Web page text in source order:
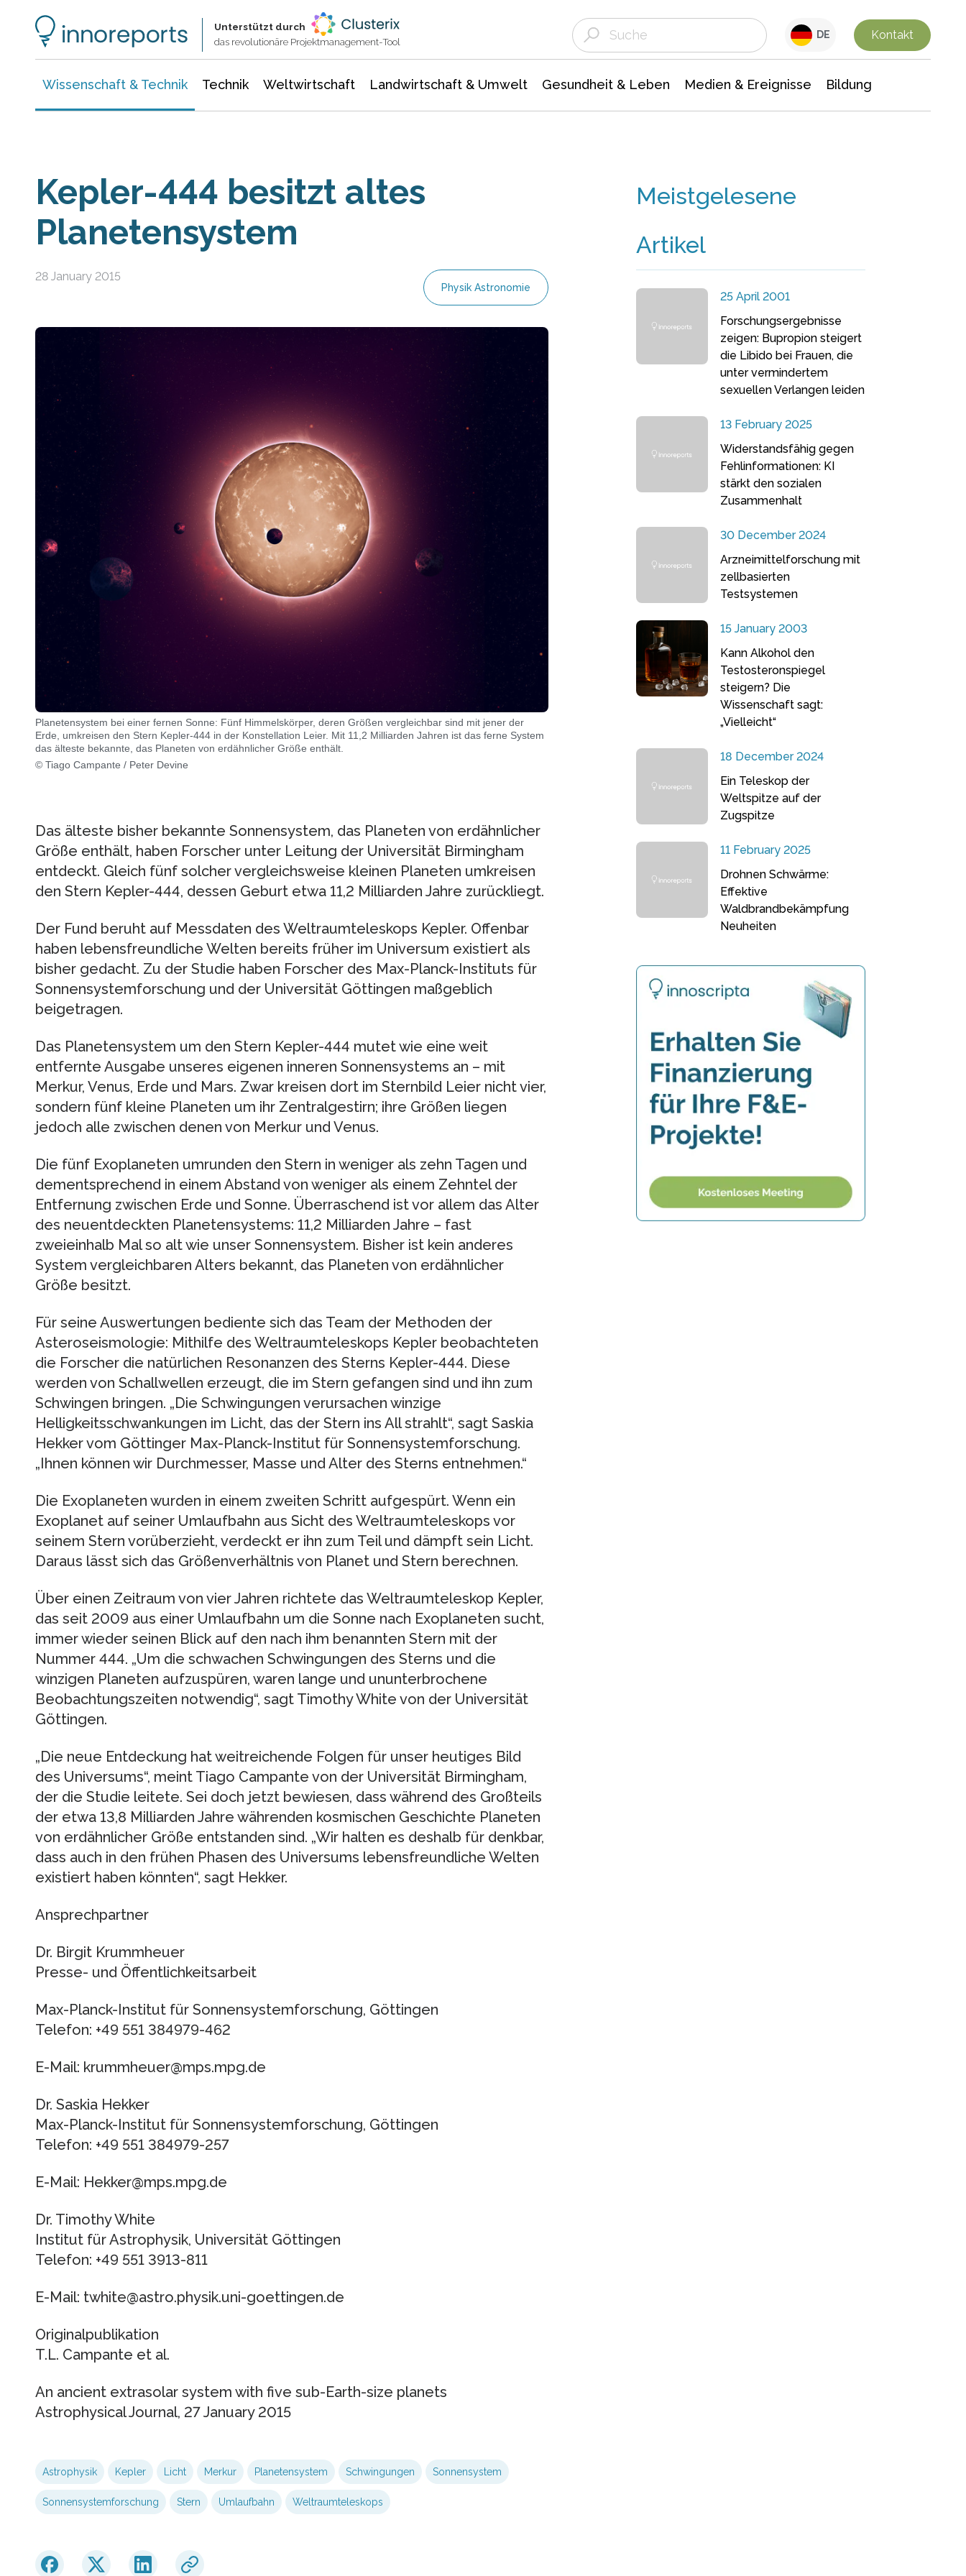
Unterstützt durch
das revolutionäre Projektmanagement-Tool
DE Kontakt
Wissenschaft & Technik Technik Weltwirtschaft Landwirtschaft & Umwelt Gesundheit & Leben Medien & Ereignisse Bildung
Kepler-444 besitzt altes
Planetensystem
28 January 2015
Physik Astronomie
Planetensystem bei einer fernen Sonne: Fünf Himmelskörper, deren Größen vergleichbar sind mit jener der
Erde, umkreisen den Stern Kepler-444 in der Konstellation Leier. Mit 11,2 Milliarden Jahren ist das ferne System
das älteste bekannte, das Planeten von erdähnlicher Größe enthält.
© Tiago Campante / Peter Devine
Das älteste bisher bekannte Sonnensystem, das Planeten von erdähnlicher
Größe enthält, haben Forscher unter Leitung der Universität Birmingham
entdeckt. Gleich fünf solcher vergleichsweise kleinen Planeten umkreisen
den Stern Kepler-444, dessen Geburt etwa 11,2 Milliarden Jahre zurückliegt.
Der Fund beruht auf Messdaten des Weltraumteleskops Kepler. Offenbar
haben lebensfreundliche Welten bereits früher im Universum existiert als
bisher gedacht. Zu der Studie haben Forscher des Max-Planck-Instituts für
Sonnensystemforschung und der Universität Göttingen maßgeblich
beigetragen.
Das Planetensystem um den Stern Kepler-444 mutet wie eine weit
entfernte Ausgabe unseres eigenen inneren Sonnensystems an – mit
Merkur, Venus, Erde und Mars. Zwar kreisen dort im Sternbild Leier nicht vier,
sondern fünf kleine Planeten um ihr Zentralgestirn; ihre Größen liegen
jedoch alle zwischen denen von Merkur und Venus.
Die fünf Exoplaneten umrunden den Stern in weniger als zehn Tagen und
dementsprechend in einem Abstand von weniger als einem Zehntel der
Entfernung zwischen Erde und Sonne. Überraschend ist vor allem das Alter
des neuentdeckten Planetensystems: 11,2 Milliarden Jahre – fast
zweieinhalb Mal so alt wie unser Sonnensystem. Bisher ist kein anderes
System vergleichbaren Alters bekannt, das Planeten von erdähnlicher
Größe besitzt.
Für seine Auswertungen bediente sich das Team der Methoden der
Asteroseismologie: Mithilfe des Weltraumteleskops Kepler beobachteten
die Forscher die natürlichen Resonanzen des Sterns Kepler-444. Diese
werden von Schallwellen erzeugt, die im Stern gefangen sind und ihn zum
Schwingen bringen. „Die Schwingungen verursachen winzige
Helligkeitsschwankungen im Licht, das der Stern ins All strahlt“, sagt Saskia
Hekker vom Göttinger Max-Planck-Institut für Sonnensystemforschung.
„Ihnen können wir Durchmesser, Masse und Alter des Sterns entnehmen.“
Die Exoplaneten wurden in einem zweiten Schritt aufgespürt. Wenn ein
Exoplanet auf seiner Umlaufbahn aus Sicht des Weltraumteleskops vor
seinem Stern vorüberzieht, verdeckt er ihn zum Teil und dämpft sein Licht.
Daraus lässt sich das Größenverhältnis von Planet und Stern berechnen.
Über einen Zeitraum von vier Jahren richtete das Weltraumteleskop Kepler,
das seit 2009 aus einer Umlaufbahn um die Sonne nach Exoplaneten sucht,
immer wieder seinen Blick auf den nach ihm benannten Stern mit der
Nummer 444. „Um die schwachen Schwingungen des Sterns und die
winzigen Planeten aufzuspüren, waren lange und ununterbrochene
Beobachtungszeiten notwendig“, sagt Timothy White von der Universität
Göttingen.
„Die neue Entdeckung hat weitreichende Folgen für unser heutiges Bild
des Universums“, meint Tiago Campante von der Universität Birmingham,
der die Studie leitete. Sei doch jetzt bewiesen, dass während des Großteils
der etwa 13,8 Milliarden Jahre währenden kosmischen Geschichte Planeten
von erdähnlicher Größe entstanden sind. „Wir halten es deshalb für denkbar,
dass auch in den frühen Phasen des Universums lebensfreundliche Welten
existiert haben könnten“, sagt Hekker.
Ansprechpartner
Dr. Birgit Krummheuer
Presse- und Öffentlichkeitsarbeit
Max-Planck-Institut für Sonnensystemforschung, Göttingen
Telefon: +49 551 384979-462
E-Mail: krummheuer@mps.mpg.de
Dr. Saskia Hekker
Max-Planck-Institut für Sonnensystemforschung, Göttingen
Telefon: +49 551 384979-257
E-Mail: Hekker@mps.mpg.de
Dr. Timothy White
Institut für Astrophysik, Universität Göttingen
Telefon: +49 551 3913-811
E-Mail: twhite@astro.physik.uni-goettingen.de
Originalpublikation
T.L. Campante et al.
An ancient extrasolar system with five sub-Earth-size planets
Astrophysical Journal, 27 January 2015
Astrophysik Kepler Licht Merkur Planetensystem Schwingungen Sonnensystem
Sonnensystemforschung Stern Umlaufbahn Weltraumteleskops
Meistgelesene
Artikel
25 April 2001
Forschungsergebnisse
zeigen: Bupropion steigert
die Libido bei Frauen, die
unter vermindertem
sexuellen Verlangen leiden
13 February 2025
Widerstandsfähig gegen
Fehlinformationen: KI
stärkt den sozialen
Zusammenhalt
30 December 2024
Arzneimittelforschung mit
zellbasierten
Testsystemen
15 January 2003
Kann Alkohol den
Testosteronspiegel
steigern? Die
Wissenschaft sagt:
„Vielleicht“
18 December 2024
Ein Teleskop der
Weltspitze auf der
Zugspitze
11 February 2025
Drohnen Schwärme:
Effektive
Waldbrandbekämpfung
Neuheiten